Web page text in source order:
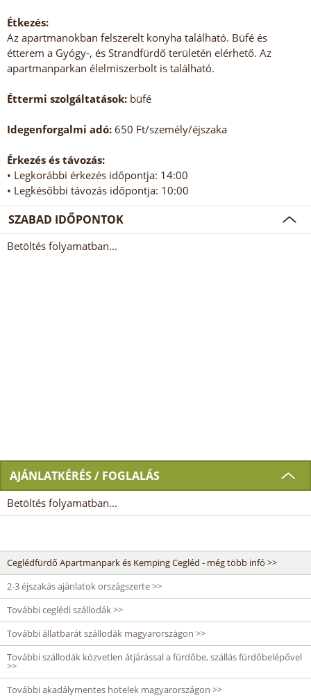
Étkezés:
Az apartmanokban felszerelt konyha található. Büfé és
étterem a Gyógy-, és Strandfürdő területén elérhető. Az
apartmanparkan élelmiszerbolt is található.
Éttermi szolgáltatások: büfé
Idegenforgalmi adó: 650 Ft/személy/éjszaka
Érkezés és távozás:
• Legkorábbi érkezés időpontja: 14:00
• Legkésőbbi távozás időpontja: 10:00
SZABAD IDŐPONTOK
Betöltés folyamatban...
AJÁNLATKÉRÉS / FOGLALÁS
Betöltés folyamatban...
Ceglédfürdő Apartmanpark és Kemping Cegléd - még több infó >>
2-3 éjszakás ajánlatok országszerte >>
További ceglédi szállodák >>
További állatbarát szállodák magyarországon >>
További szállodák közvetlen átjárással a fürdőbe, szállás fürdőbelépővel
>>
További akadálymentes hotelek magyarországon >>